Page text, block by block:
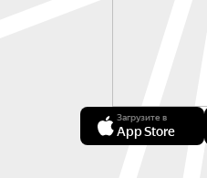
Загрузите в
App Store